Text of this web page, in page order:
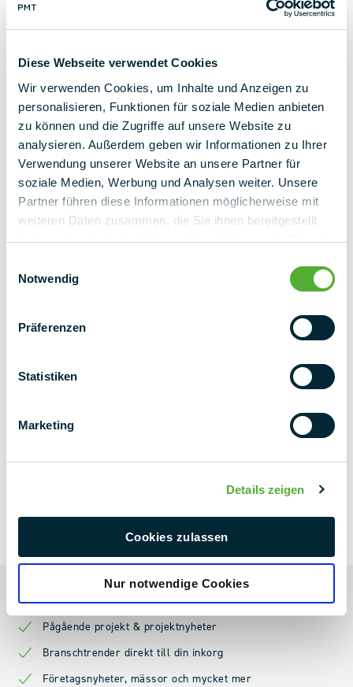
Diese Webseite verwendet Cookies
Wir verwenden Cookies, um Inhalte und Anzeigen zu
personalisieren, Funktionen für soziale Medien anbieten
zu können und die Zugriffe auf unsere Website zu
analysieren. Außerdem geben wir Informationen zu Ihrer
Verwendung unserer Website an unsere Partner für
soziale Medien, Werbung und Analysen weiter. Unsere
Partner führen diese Informationen möglicherweise mit
weiteren Daten zusammen, die Sie ihnen bereitgestellt
haben oder die sie im Rahmen Ihrer Nutzung der Dienste
Notwendig
Präferenzen
Statistiken
Marketing
Details zeigen
Cookies zulassen
Nur notwendige Cookies
Tillbaka till översikt
NYHETSBREVET
Alltid uppdaterad
Pågående projekt & projektnyheter
Branschtrender direkt till din inkorg
Företagsnyheter, mässor och mycket mer